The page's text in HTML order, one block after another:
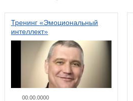
Тренинг «Эмоциональный
интеллект»
00.00.0000